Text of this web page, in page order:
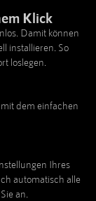
Klick
Damit können
installieren. So
loslegen.
dem einfachen
Ihres
automatisch alle
an.